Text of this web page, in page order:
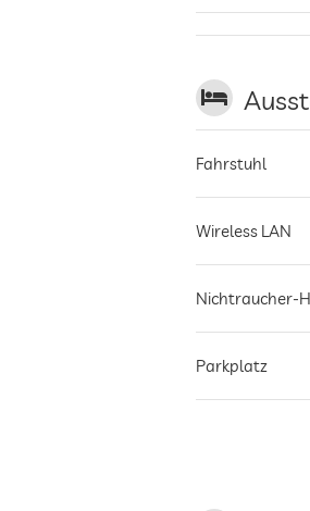
Fahrstuhl
Wireless LAN
Nichtraucher-
Parkplatz